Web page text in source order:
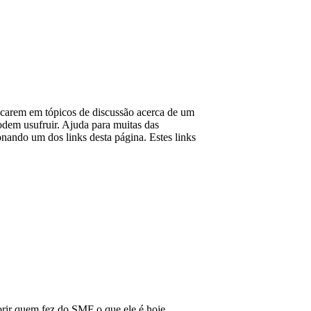
em tópicos de discussão acerca de um
usufruir. Ajuda para muitas das
um dos links desta página. Estes links